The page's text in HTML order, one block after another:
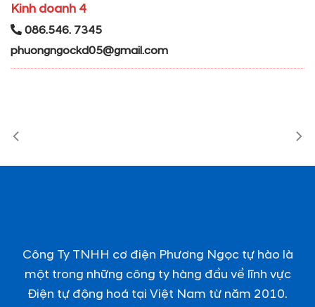
Kinh doanh 4
086.546. 7345
phuongngockd05@gmail.com
Công Ty TNHH cơ điện Phương Ngọc tự hào là
một trong những công ty hàng đầu về lĩnh vực
Điện tự động hoá tại Việt Nam từ năm 2010.